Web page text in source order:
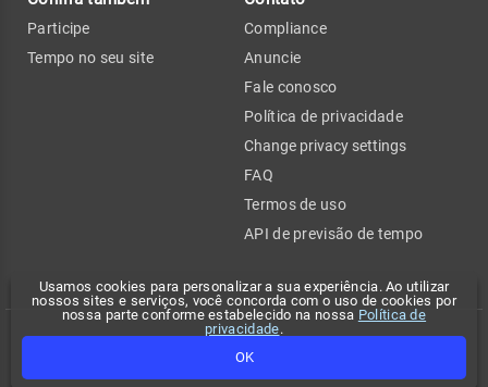
Usamos cookies para personalizar a sua experiência. Ao utilizar
nossos sites e serviços, você concorda com o uso de cookies por
nossa parte conforme estabelecido na nossa Política de
privacidade.
OK
Participe
Tempo no seu site
Compliance
Anuncie
Fale conosco
Política de privacidade
Change privacy settings
FAQ
Termos de uso
API de previsão de tempo
Copyright 2026 - Climatempo. Todos os direitos reservados.